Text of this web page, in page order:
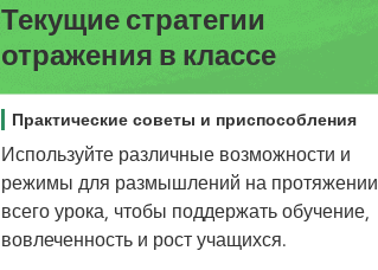
Текущие стратегии
отражения в классе
Практические советы и приспособления
Используйте различные возможности и
режимы для размышлений на протяжении
всего урока, чтобы поддержать обучение,
вовлеченность и рост учащихся.